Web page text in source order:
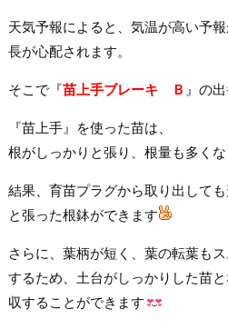
天気予報によると、気温が高い予
長が心配されます。
そこで『苗上手ブレーキ Ｂ 』の
『苗上手』を使った苗は、
根がしっかりと張り、根量も多く
結果、育苗プラグから取り出して
と張った根鉢ができます
さらに、葉柄が短く、葉の転葉も
するため、土台がしっかりした苗
収することができます